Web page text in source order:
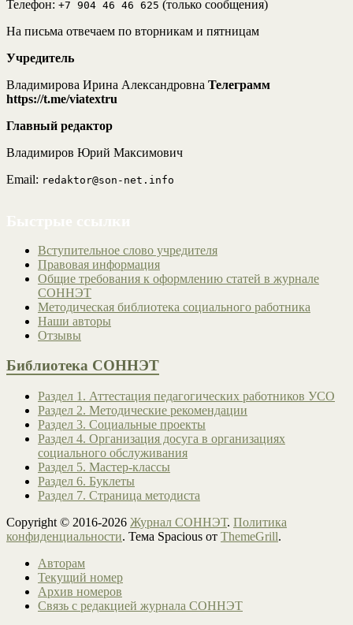
Телефон: +7 904 46 46 625 (только сообщения)
На письма отвечаем по вторникам и пятницам
Учредитель
Владимирова Ирина Александровна Телеграмм
https://t.me/viatextru
Главный редактор
Владимиров Юрий Максимович
Email: redaktor@son-net.info
Вступительное слово учредителя
Правовая информация
Общие требования к оформлению статей в журнале
СОННЭТ
Методическая библиотека социального работника
Наши авторы
Отзывы
Библиотека СОННЭТ
Раздел 1. Аттестация педагогических работников УСО
Раздел 2. Методические рекомендации
Раздел 3. Социальные проекты
Раздел 4. Организация досуга в организациях
социального обслуживания
Раздел 5. Мастер-классы
Раздел 6. Буклеты
Раздел 7. Страница методиста
Copyright © 2016-2026 Журнал СОННЭТ. Политика
конфиденциальности. Тема Spacious от ThemeGrill.
Авторам
Текущий номер
Архив номеров
Связь с редакцией журнала СОННЭТ